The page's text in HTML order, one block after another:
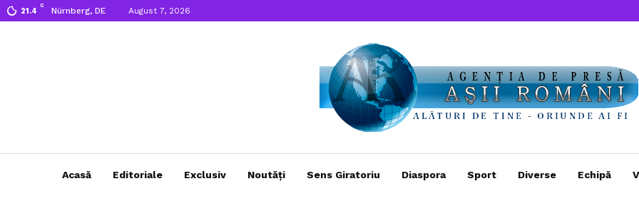
21.4
C
Nürnberg, DE August 7, 2026
Acasă Editoriale Exclusiv Noutăți Sens Giratoriu Diaspora Sport Diverse Echipă